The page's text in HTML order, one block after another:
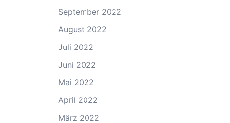
September 2022
August 2022
Juli 2022
Juni 2022
Mai 2022
April 2022
März 2022